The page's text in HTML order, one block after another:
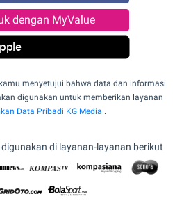
dengan MyValue
menyetujui bahwa data dan informasi
digunakan untuk memberikan layanan
Data Pribadi KG Media .
di layanan-layanan berikut